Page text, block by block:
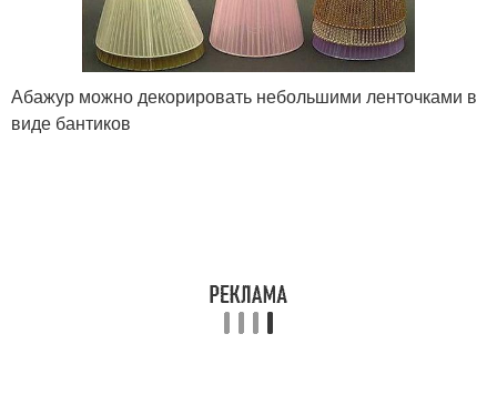
Абажур можно декорировать небольшими ленточками в
виде бантиков